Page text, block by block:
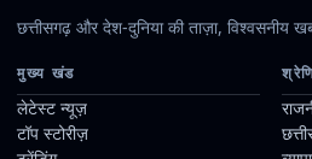
छत्तीसगढ़ और देश-दुनिया की ताज़ा, विश्वसनीय
मुख्य खंड
लेटेस्ट न्यूज़
टॉप स्टोरीज़